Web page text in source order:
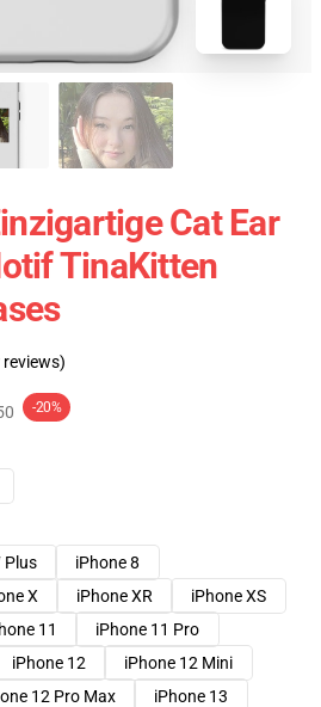
Cat Ear
TinaKitten
-20%
Plus
iPhone 8
X iPhone XR
iPhone XS
11
iPhone 11 Pro
iPhone 12
iPhone 12 Mini
12 Pro Max
iPhone 13